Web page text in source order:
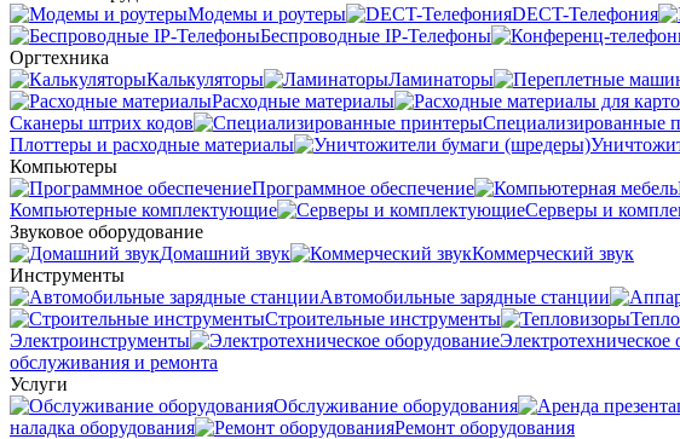
Модемы и роутеры
DECT-Телефония
Беспроводные IP-Телефоны
Оргтехника
Калькуляторы
Ламинаторы
Расходные материалы
Сканеры штрих кодов
Специализированные
Плоттеры и расходные материалы
Компьютеры
Программное обеспечение
Компьютерные комплектующие
Серверы и
Звуковое оборудование
Домашний звук
Коммерческий звук
Инструменты
Автомобильные зарядные станции
Строительные инструменты
Электроинструменты
Электротехническое
обслуживания и ремонта
Услуги
Oбслуживание оборудования
наладка оборудования
Ремонт оборудования